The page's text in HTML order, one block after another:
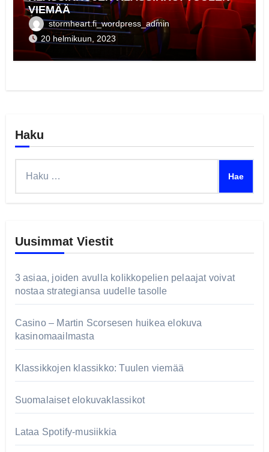
VIEMÄÄ
stormheart.fi_wordpress_admin
20 helmikuun, 2023
Haku
Uusimmat Viestit
3 asiaa, joiden avulla kolikkopelien pelaajat voivat
nostaa strategiansa uudelle tasolle
Casino – Martin Scorsesen huikea elokuva
kasinomaailmasta
Klassikkojen klassikko: Tuulen viemää
Suomalaiset elokuvaklassikot
Lataa Spotify-musiikkia